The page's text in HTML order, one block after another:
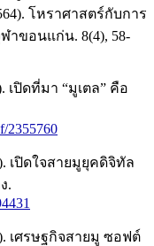
โหราศาสตร์กับการ
ขอนแก่น. 8(4), 58-
เปิดที่มา “มูเตล” คือ
2355760
เปิดใจสายมูยุคดิจิทัล
.
เศรษฐกิจสายมู ซอฟต์